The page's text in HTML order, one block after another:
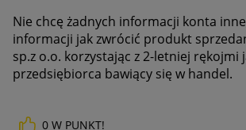
Nie chcę żadnych informacji konta
informacji jak zwrócić produkt
sp.z o.o. korzystając z 2-letniej rękojmi
przedsiębiorca bawiący się w handel.
0 W PUNKT!